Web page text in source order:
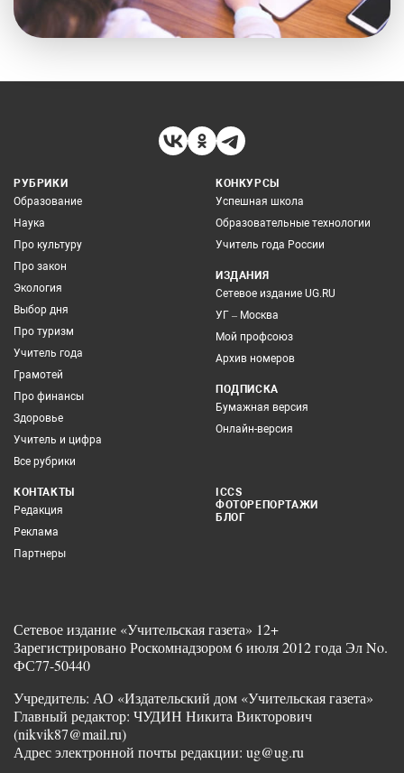
РУБРИКИ
Образование
Наука
Про культуру
Про закон
Экология
Выбор дня
Про туризм
Учитель года
Грамотей
Про финансы
Здоровье
Учитель и цифра
Все рубрики
КОНКУРСЫ
Успешная школа
Образовательные технологии
Учитель года России
ИЗДАНИЯ
Сетевое издание UG.RU
УГ – Москва
Мой профсоюз
Архив номеров
ПОДПИСКА
Бумажная версия
Онлайн-версия
КОНТАКТЫ
Редакция
Реклама
Партнеры
ICCS
ФОТОРЕПОРТАЖИ
БЛОГ
Сетевое издание «Учительская газета» 12+
Зарегистрировано Роскомнадзором 6 июля 2012 года Эл No.
ФС77-50440
Учредитель: АО «Издательский дом «Учительская газета»
Главный редактор: ЧУДИН Никита Викторович
(nikvik87@mail.ru)
Адрес электронной почты редакции: ug@ug.ru